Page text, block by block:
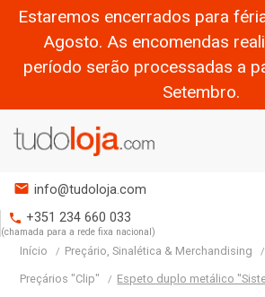
Estaremos encerrados para
Agosto. As encomendas
período serão processadas a
Setembro.
mail info@tudoloja.com
phone +351 234 660 033
(chamada para a rede fixa nacional)
Início Preçário, Sinalética & Merchandising
Preçários "Clip" Espeto duplo metálico